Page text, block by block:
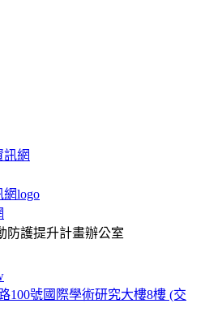
訊網
防護提升計畫辦公室
100號國際學術研究大樓8樓 (交